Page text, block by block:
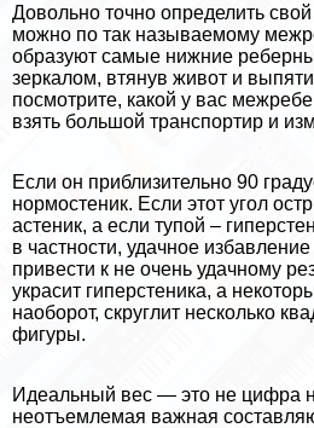
Довольно точно определить
можно по так называемому
образуют самые нижние
зеркалом, втянув живот и
посмотрите, какой у вас
взять большой трaнcпортир и
Если он приблизительно 90
нормостеник. Если этот угол
астеник, а если тупой –
в частности, удачное
привести к не очень удачному
украсит гиперстеника, а
наоборот, скруглит несколько
фигуры.
Идеальный вес — это не цифра
неотъемлемая важная